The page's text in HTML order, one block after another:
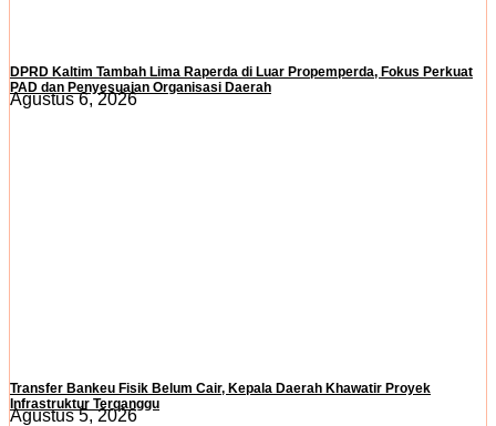
DPRD Kaltim Tambah Lima Raperda di Luar Propemperda, Fokus Perkuat
PAD dan Penyesuaian Organisasi Daerah
Agustus 6, 2026
Transfer Bankeu Fisik Belum Cair, Kepala Daerah Khawatir Proyek
Infrastruktur Terganggu
Agustus 5, 2026